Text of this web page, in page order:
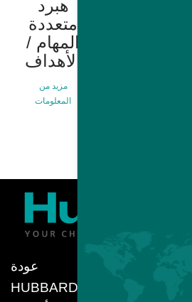
هبرد
متعددة
المهام /
الأهداف
مزيد من
المعلومات
عودة
HUBBARD